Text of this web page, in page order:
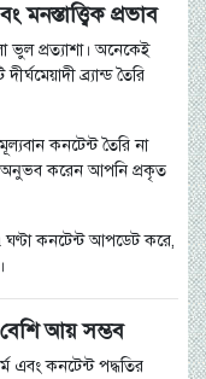
প্রভাব
ভুল প্রত্যাশা। অনেকেই
ব্র্যান্ড তৈরি
কনটেন্ট তৈরি না
অনুভব করেন আপনি প্রকৃত
ঘণ্টা কনটেন্ট আপডেট করে,
বেশি আয় সম্ভব
এবং কনটেন্ট পদ্ধতির